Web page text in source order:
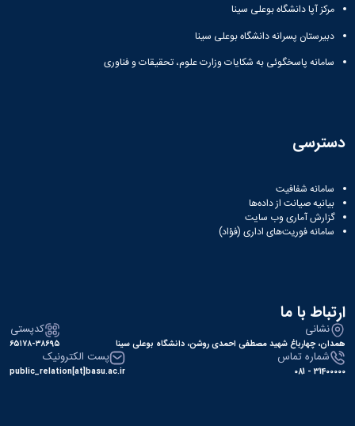
مرکز آپا دانشگاه بوعلی سینا
دبیرستان پسرانه دانشگاه بوعلی سینا
سامانه پاسخگوئی به شکایات وزارت علوم، تحقیقات و فناوری
دسترسی
سامانه شفافیت
بیانیه صیانت از داده‌ها
گزارش آماری وب‌ سایت
سامانه فوریت‌های اداری (فؤاد)
ارتباط با ما
نشانی
همدان، چهارباغ شهید مصطفی احمدی روشن، دانشگاه بوعلی سینا
کدپستی
۶۵۱۷۸-۳۸۶۹۵
شماره تماس
31400000 - 081
پست الکترونیک
public_relation[at]basu.ac.ir